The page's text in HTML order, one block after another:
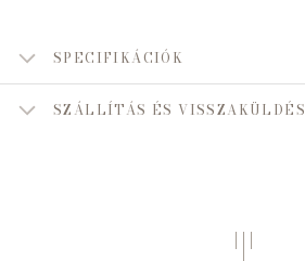
SPECIFIKÁCIÓK
SZÁLLÍTÁS ÉS VISSZAKÜLDÉS